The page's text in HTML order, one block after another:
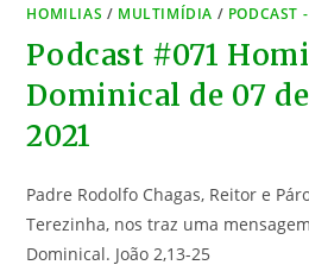
HOMILIAS / MULTIMÍDIA / PODCAST
Podcast #071
Dominical de 07
2021
Padre Rodolfo Chagas, Reitor e
Terezinha, nos traz uma
Dominical. João 2,13-25